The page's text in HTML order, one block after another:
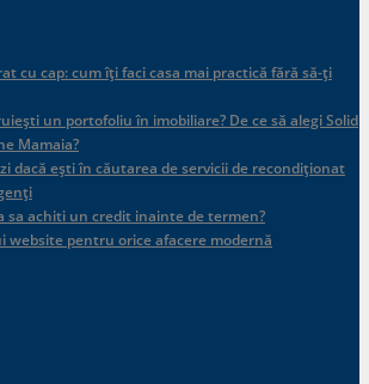
cu cap: cum îți faci casa mai practică fără să-ți
un portofoliu în imobiliare? De ce să alegi Solid
Mamaia?
dacă ești în căutarea de servicii de recondiționat
sa achiti un credit inainte de termen?
website pentru orice afacere modernă